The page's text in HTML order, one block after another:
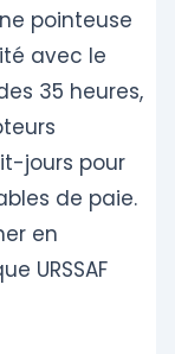
pointeuse
avec le
35 heures,
jours pour
de paie.
en
URSSAF